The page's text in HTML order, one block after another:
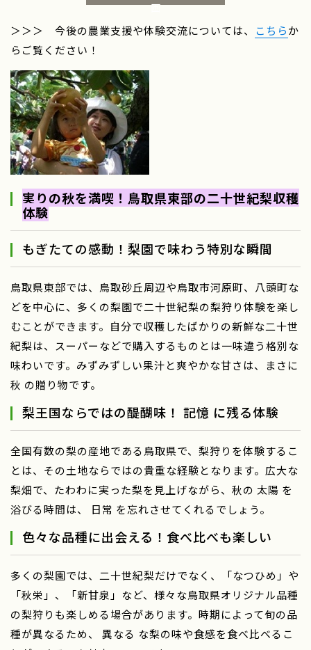
画
＞＞＞ 今後の農業支援や体験交流については、 こちらか
らご覧ください！
実りの秋を満喫！鳥取県東部の二十世紀梨収穫
体験
もぎたての感動！梨園で味わう特別な瞬間
鳥取県東部では、鳥取砂丘周辺や鳥取市河原町、八頭町な
どを中心に、多くの梨園で二十世紀梨の梨狩り体験を楽し
むことができます。自分で収穫したばかりの新鮮な二十世
紀梨は、スーパーなどで購入するものとは一味違う格別な
味わいです。みずみずしい果汁と爽やかな甘さは、まさに
秋 の贈り物です。
梨王国ならではの醍醐味！ 記憶 に残る体験
全国有数の梨の産地である鳥取県で、梨狩りを体験するこ
とは、その土地ならではの貴重な経験となります。広大な
梨畑で、たわわに実った梨を見上げながら、秋の 太陽 を
浴びる時間は、 日常 を忘れさせてくれるでしょう。
色々な品種に出会える！食べ比べも楽しい
多くの梨園では、二十世紀梨だけでなく、「なつひめ」や
「秋栄」、「新甘泉」など、様々な鳥取県オリジナル品種
の梨狩りも楽しめる場合があります。時期によって旬の品
種が異なるため、 異なる な梨の味や食感を食べ比べるこ